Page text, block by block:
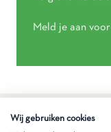
Meld je aan
Wij gebruiken cookies